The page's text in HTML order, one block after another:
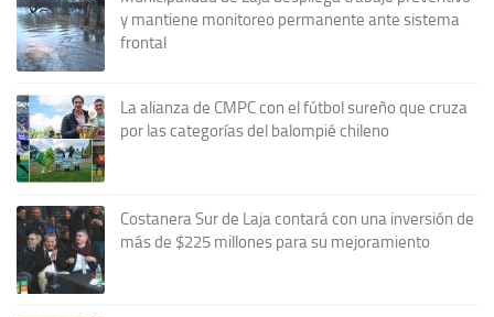
y mantiene monitoreo permanente ante sistema
frontal
La alianza de CMPC con el fútbol sureño que cruza
por las categorías del balompié chileno
Costanera Sur de Laja contará con una inversión de
más de $225 millones para su mejoramiento